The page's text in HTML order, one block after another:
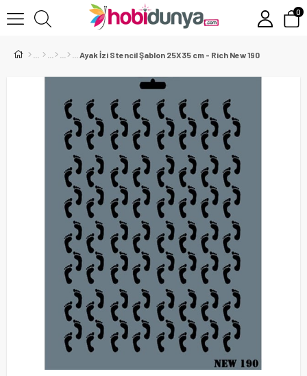
0
Ayak İzi Stencil Şablon 25X35 cm - Rich New 190